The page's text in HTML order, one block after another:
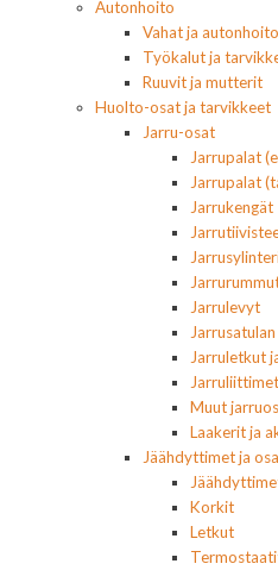
Autonhoito
Vahat ja autonhoito
Työkalut ja
Ruuvit ja mutterit
Huolto-osat ja tarvikkeet
Jarru-osat
Jarrupalat
Jarrupalat
Jarrukengät
Jarrulevyt
Jarruletkut
Muut
Laakerit ja
Jäähdyttimet ja
Korkit
Letkut